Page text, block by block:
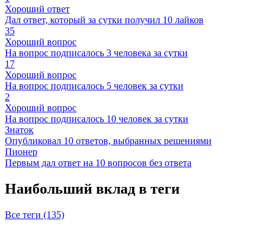
Хороший ответ
Дал ответ, который за сутки получил 10 лайков
35
Хороший вопрос
На вопрос подписалось 3 человека за сутки
17
Хороший вопрос
На вопрос подписалось 5 человек за сутки
2
Хороший вопрос
На вопрос подписалось 10 человек за сутки
Знаток
Опубликовал 10 ответов, выбранных решениями
Пионер
Первым дал ответ на 10 вопросов без ответа
Наибольший вклад в теги
Все теги (135)